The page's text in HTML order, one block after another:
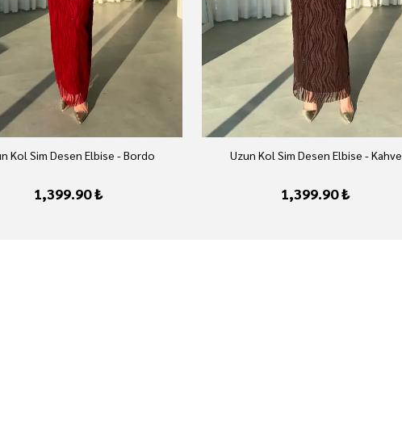
Kol Sim Desen Elbise - Bordo
1,399.90 ₺
Uzun Kol Sim Desen Elbise - Kahve
1,399.90 ₺